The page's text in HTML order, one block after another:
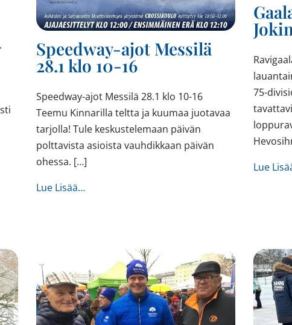
Vaalipaneeli Messilä Camping klo18-20
Speedway-ajot Messilä
28.1 klo 10-16
Speedway-ajot Messilä 28.1 klo 10-16
Teemu Kinnarilla teltta ja kuumaa juotavaa
tarjolla! Tule keskustelemaan päivän
polttavista asioista vauhdikkaan päivän
ohessa. […]
Lue Lisää…from Speedway-ajot Messilä 28.1 klo 10-16
75-
Lue